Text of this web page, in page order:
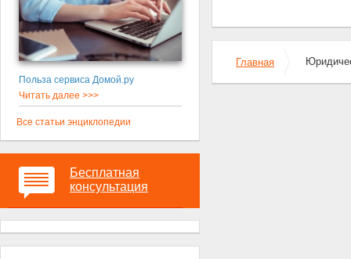
Польза сервиса Домой.ру
Читать далее >>>
Все статьи энциклопедии
Бесплатная
консультация
Главная